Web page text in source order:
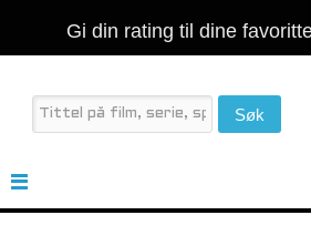
Gi din rating til dine